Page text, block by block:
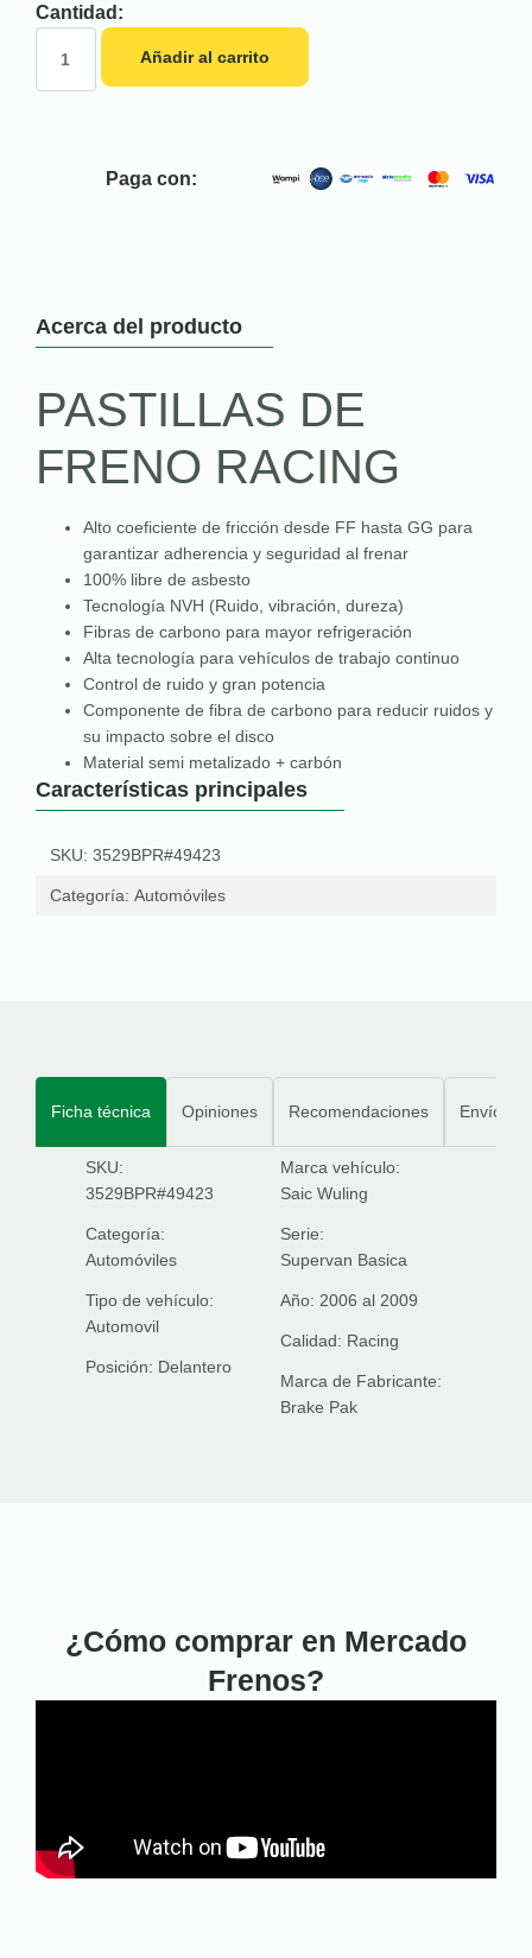
Cantidad:
Añadir al carrito
Paga con:
Acerca del producto
PASTILLAS DE
FRENO RACING
Alto coeficiente de fricción desde FF hasta GG para
garantizar adherencia y seguridad al frenar
100% libre de asbesto
Tecnología NVH (Ruido, vibración, dureza)
Fibras de carbono para mayor refrigeración
Alta tecnología para vehículos de trabajo continuo
Control de ruido y gran potencia
Componente de fibra de carbono para reducir ruidos y
su impacto sobre el disco
Material semi metalizado + carbón
Características principales
SKU: 3529BPR#49423
Categoría: Automóviles
Ficha técnica Opiniones Recomendaciones Envíos
SKU:
3529BPR#49423
Categoría:
Automóviles
Tipo de vehículo:
Automovil
Posición: Delantero
Marca vehículo:
Saic Wuling
Serie:
Supervan Basica
Año: 2006 al 2009
Calidad: Racing
Marca de Fabricante:
Brake Pak
¿Cómo comprar en Mercado
Frenos?